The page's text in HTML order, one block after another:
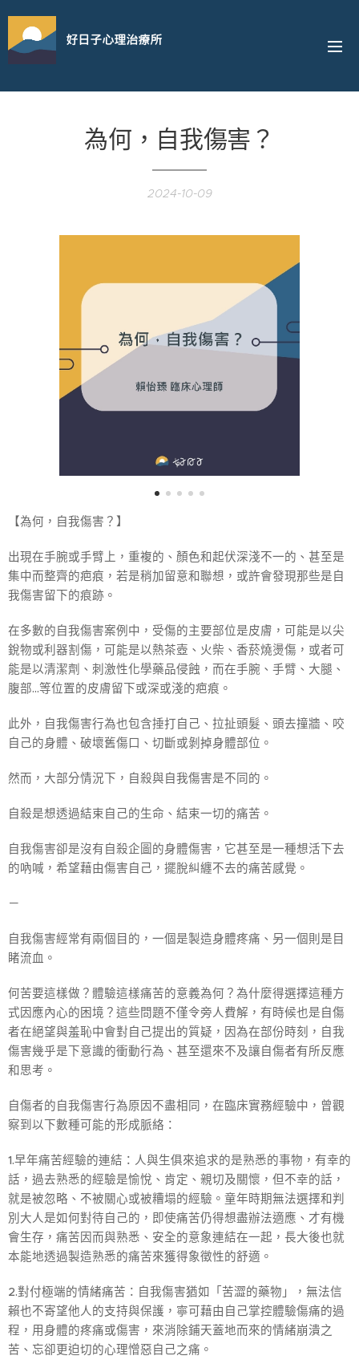
好日子心理治療所
為何，自我傷害？
2024-10-09
【為何，自我傷害？】
出現在手腕或手臂上，重複的、顏色和起伏深淺不一的、甚至是
集中而整齊的疤痕，若是稍加留意和聯想，或許會發現那些是自
我傷害留下的痕跡。
在多數的自我傷害案例中，受傷的主要部位是皮膚，可能是以尖
銳物或利器割傷，可能是以熱茶壺、火柴、香菸燒燙傷，或者可
能是以清潔劑、刺激性化學藥品侵蝕，而在手腕、手臂、大腿、
腹部…等位置的皮膚留下或深或淺的疤痕。
此外，自我傷害行為也包含捶打自己、拉扯頭髮、頭去撞牆、咬
自己的身體、破壞舊傷口、切斷或剝掉身體部位。
然而，大部分情況下，自殺與自我傷害是不同的。
自殺是想透過結束自己的生命、結束一切的痛苦。
自我傷害卻是沒有自殺企圖的身體傷害，它甚至是一種想活下去
的吶喊，希望藉由傷害自己，擺脫糾纏不去的痛苦感覺。
－
自我傷害經常有兩個目的，一個是製造身體疼痛、另一個則是目
睹流血。
何苦要這樣做？體驗這樣痛苦的意義為何？為什麼得選擇這種方
式因應內心的困境？這些問題不僅令旁人費解，有時候也是自傷
者在絕望與羞恥中會對自己提出的質疑，因為在部份時刻，自我
傷害幾乎是下意識的衝動行為、甚至還來不及讓自傷者有所反應
和思考。
自傷者的自我傷害行為原因不盡相同，在臨床實務經驗中，曾觀
察到以下數種可能的形成脈絡：
1.早年痛苦經驗的連結：人與生俱來追求的是熟悉的事物，有幸的
話，過去熟悉的經驗是愉悅、肯定、親切及關懷，但不幸的話，
就是被忽略、不被關心或被糟塌的經驗。童年時期無法選擇和判
別大人是如何對待自己的，即使痛苦仍得想盡辦法適應、才有機
會生存，痛苦因而與熟悉、安全的意象連結在一起，長大後也就
本能地透過製造熟悉的痛苦來獲得象徵性的舒適。
2.對付極端的情緒痛苦：自我傷害猶如「苦澀的藥物」，無法信
賴也不寄望他人的支持與保護，寧可藉由自己掌控體驗傷痛的過
程，用身體的疼痛或傷害，來消除鋪天蓋地而來的情緒崩潰之
苦、忘卻更迫切的心理憎惡自己之痛。